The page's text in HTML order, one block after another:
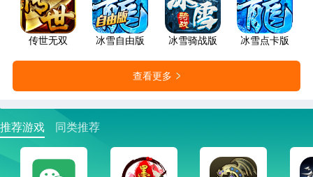
传世无双 冰雪自由版 冰雪骑战版 冰雪点卡版
查看更多
推荐游戏 同类推荐